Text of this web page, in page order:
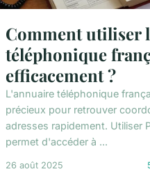
Comment utiliser
téléphonique
efficacement ?
L'annuaire téléphonique
précieux pour retrouver
adresses rapidement. Utiliser
permet d'accéder à ...
26 août 2025